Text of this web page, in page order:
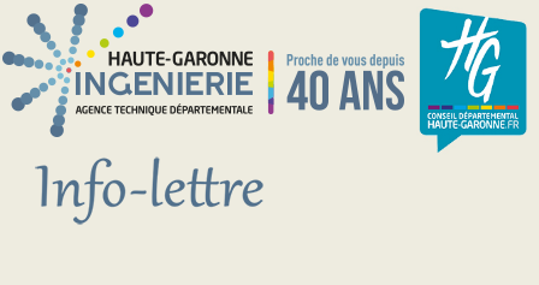
Aller au contenu principal